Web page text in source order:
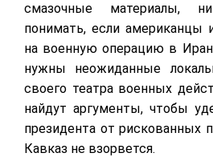
смазочные материалы,
понимать, если американцы
на военную операцию в
нужны неожиданные
своего театра военных
найдут аргументы, чтобы
президента от рискованных
Кавказ не взорвется.